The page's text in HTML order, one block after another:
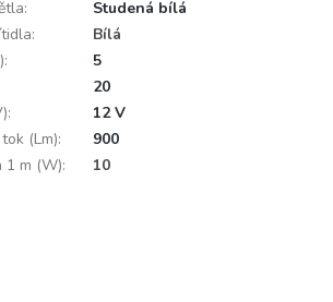
:
Studená bílá
:
Bílá
:
5
20
:
12 V
(Lm):
900
1 m (W): 10